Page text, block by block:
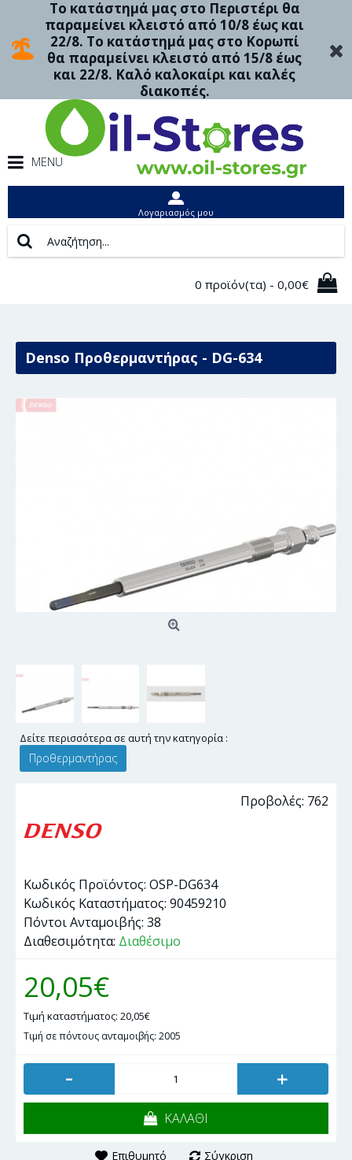
Το κατάστημά μας στο Περιστέρι θα
παραμείνει κλειστό από 10/8 έως και
22/8. Το κατάστημά μας στο Κορωπί
θα παραμείνει κλειστό από 15/8 έως
και 22/8. Καλό καλοκαίρι και καλές
διακοπές.
MENU
Λογαριασμός μου
0 προϊόν(τα) - 0,00€
Denso Προθερμαντήρας - DG-634
Δείτε περισσότερα σε αυτή την κατηγορία :
Προθερμαντήρας
Προβολές: 762
Κωδικός Προϊόντος: OSP-DG634
Κωδικός Καταστήματος: 90459210
Πόντοι Ανταμοιβής: 38
Διαθεσιμότητα: Διαθέσιμο
20,05€
Τιμή καταστήματος: 20,05€
Τιμή σε πόντους ανταμοιβής: 2005
- +
ΚΑΛΑΘΙ
Επιθυμητό Σύγκριση